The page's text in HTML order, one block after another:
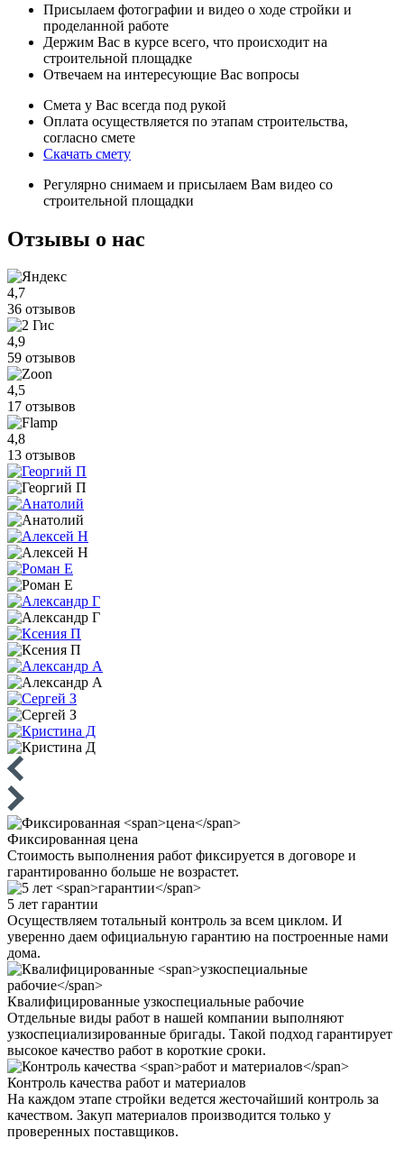
Присылаем фотографии и видео о ходе стройки и
проделанной работе
Держим Вас в курсе всего, что происходит на
строительной площадке
Отвечаем на интересующие Вас вопросы
Смета у Вас всегда под рукой
Оплата осуществляется по этапам строительства,
согласно смете
Скачать смету
Регулярно снимаем и присылаем Вам видео со
строительной площадки
Отзывы о нас
4,7
36 отзывов
4,9
59 отзывов
4,5
17 отзывов
4,8
13 отзывов
Фиксированная цена
Стоимость выполнения работ фиксируется в договоре и
гарантированно больше не возрастет.
5 лет гарантии
Осуществляем тотальный контроль за всем циклом. И
уверенно даем официальную гарантию на построенные нами
дома.
Квалифицированные узкоспециальные рабочие
Отдельные виды работ в нашей компании выполняют
узкоспециализированные бригады. Такой подход гарантирует
высокое качество работ в короткие сроки.
Контроль качества работ и материалов
На каждом этапе стройки ведется жесточайший контроль за
качеством. Закуп материалов производится только у
проверенных поставщиков.